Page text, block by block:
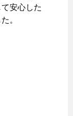
安心した
。